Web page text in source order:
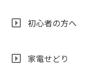
初心者の方へ
家電せどり